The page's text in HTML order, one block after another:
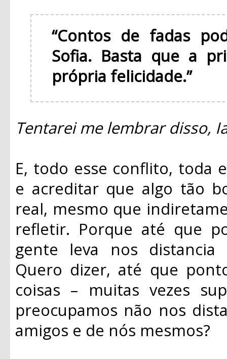
“Contos de fadas
Sofia. Basta que a
própria felicidade.”
Tentarei me lembrar disso,
E, todo esse conflito, toda
e acreditar que algo tão
real, mesmo que
refletir. Porque até que
gente leva nos
Quero dizer, até que
coisas – muitas vezes
preocupamos não nos
amigos e de nós mesmos?